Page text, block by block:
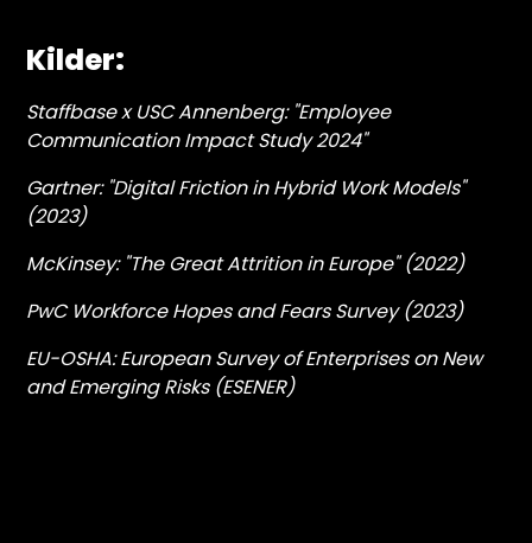
Kilder:
Staffbase x USC Annenberg: "Employee
Communication Impact Study 2024"
Gartner: "Digital Friction in Hybrid Work Models"
(2023)
McKinsey: "The Great Attrition in Europe" (2022)
PwC Workforce Hopes and Fears Survey (2023)
EU-OSHA: European Survey of Enterprises on New
and Emerging Risks (ESENER)